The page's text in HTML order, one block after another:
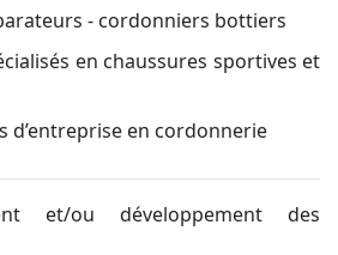
‐ cordonniers bottiers
en chaussures sportives et
d’entreprise en cordonnerie
et/ou développement des